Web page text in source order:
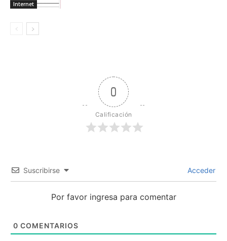
Internet
0
Calificación
Suscribirse Acceder
Por favor ingresa para comentar
0 COMENTARIOS